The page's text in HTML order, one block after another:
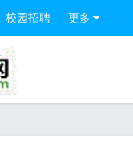
校园招聘 更多